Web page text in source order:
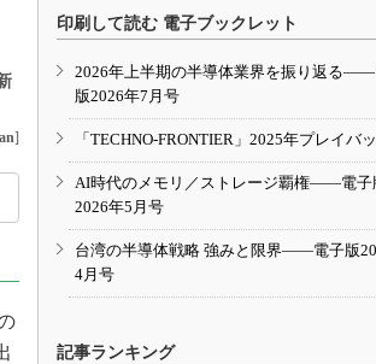
FRONTIER
とくるま展
]
印刷して読む 電子ブックレット
2026年上半期の半導体業界を振り返る
版2026年7月号
「TECHNO-FRONTIER」2025年プレイバ
AI時代のメモリ／ストレージ覇権――電子
2026年5月号
台湾の半導体戦略 強みと限界――電子版
4月号
記事ランキング